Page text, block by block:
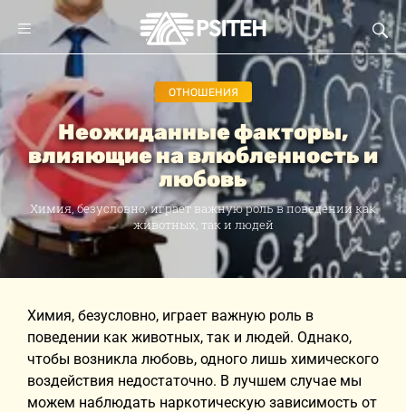
ОТНОШЕНИЯ
Неожиданные факторы,
влияющие на влюбленность и
любовь
Химия, безусловно, играет важную роль в поведении как
животных, так и людей
Химия, безусловно, играет важную роль в
поведении как животных, так и людей. Однако,
чтобы возникла любовь, одного лишь химического
воздействия недостаточно. В лучшем случае мы
можем наблюдать наркотическую зависимость от